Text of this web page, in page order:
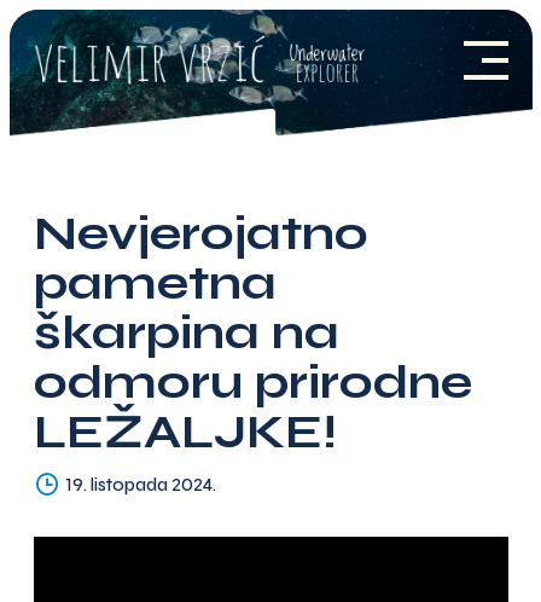
Skip
content
POČETNA
PROJEKT EEE
PARTNERI
MEDIJI
KONTAKT
Nevjerojatno
pametna
škarpina na
odmoru prirodne
LEŽALJKE!
19. listopada 2024.